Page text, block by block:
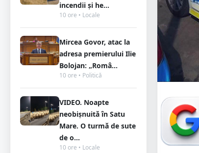
incendii și he...
10 ore • Locale
Mircea Govor, atac la
adresa premierului Ilie
Bolojan: „Româ...
10 ore • Politică
VIDEO. Noapte
neobișnuită în Satu
Mare. O turmă de sute
de o...
10 ore • Locale